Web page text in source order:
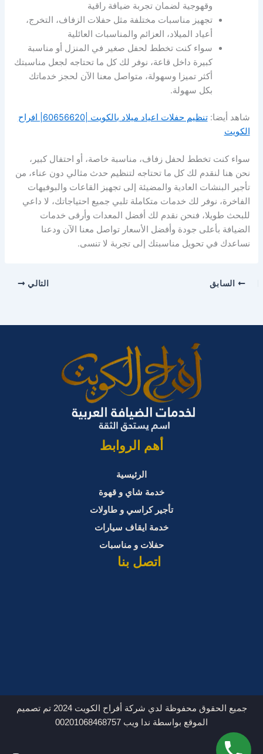
وقهوجية لضمان تجربة ضيافة راقية
تجهيز مناسبات مختلفة مثل حفلات الزفاف، التخرج،
أعياد الميلاد، العزائم والمناسبات العائلية
سواء كنت تخطط لحفل صغير في المنزل أو مناسبة
كبيرة داخل قاعة، نوفر لك كل ما تحتاجه لجعل مناسبتك
أكثر تميزا وسهولة، متواصل معنا الآن لحجز خدماتك
بكل سهولة.
شاهد أيضا:
تنظيم حفلات اعياد ميلاد بالكويت |60656620| افراح
الكويت
سواء كنت تخطط لحفل زفاف، مناسبة خاصة، أو احتفال كبير،
نحن هنا لنقدم لك كل ما تحتاجه لتنظيم حدث مثالي دون عناء، من
تأجير البنشات العادية والمضيئة إلى تجهيز القاعات والبوفيهات
الفاخرة، نوفر لك خدمات متكاملة تلبي جميع احتياجاتك، لا داعي
للبحث طويلا، فنحن نقدم لك أفضل المعدات وأرقى خدمات
الضيافة بأعلى جودة وأفضل الأسعار تواصل معنا الآن ودعنا
نساعدك في تحويل مناسبتك إلى تجربة لا تنسى.
السابق التالي
أهم الروابط
الرئيسية
خدمة شاي و قهوة
تأجير كراسي و طاولات
خدمة ايقاف سيارات
حفلات و مناسبات
اتصل بنا
جميع الحقوق محفوظة لدي شركة أفراح الكويت 2024 تم تصميم
الموقع بواسطة ندا ويب 00201068468757